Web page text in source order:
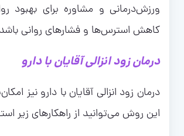
ورزش‌درمانی و مشاوره برای بهبود
کاهش استرس‌ها و فشارهای روانی
درمان زود انزالی آقایان با دارو
درمان زود انزالی آقایان با دارو نیز
این روش می‌توانید از راهکارهای زیر